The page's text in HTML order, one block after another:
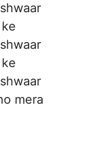
mera